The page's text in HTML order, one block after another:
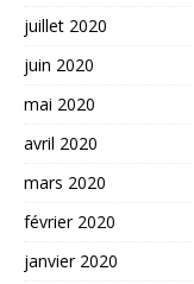
juillet 2020
juin 2020
mai 2020
avril 2020
mars 2020
février 2020
janvier 2020